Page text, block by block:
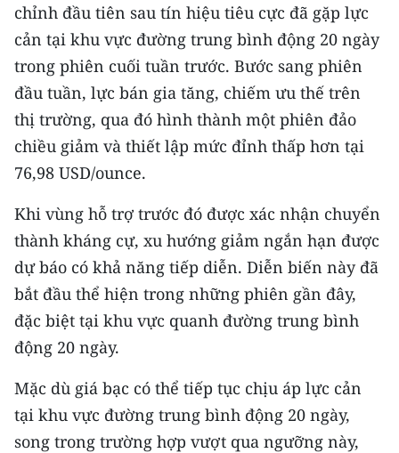
chỉnh đầu tiên sau tín hiệu tiêu cực đã gặp lực
cản tại khu vực đường trung bình động 20 ngày
trong phiên cuối tuần trước. Bước sang phiên
đầu tuần, lực bán gia tăng, chiếm ưu thế trên
thị trường, qua đó hình thành một phiên đảo
chiều giảm và thiết lập mức đỉnh thấp hơn tại
76,98 USD/ounce.
Khi vùng hỗ trợ trước đó được xác nhận chuyển
thành kháng cự, xu hướng giảm ngắn hạn được
dự báo có khả năng tiếp diễn. Diễn biến này đã
bắt đầu thể hiện trong những phiên gần đây,
đặc biệt tại khu vực quanh đường trung bình
động 20 ngày.
Mặc dù giá bạc có thể tiếp tục chịu áp lực cản
tại khu vực đường trung bình động 20 ngày,
song trong trường hợp vượt qua ngưỡng này,